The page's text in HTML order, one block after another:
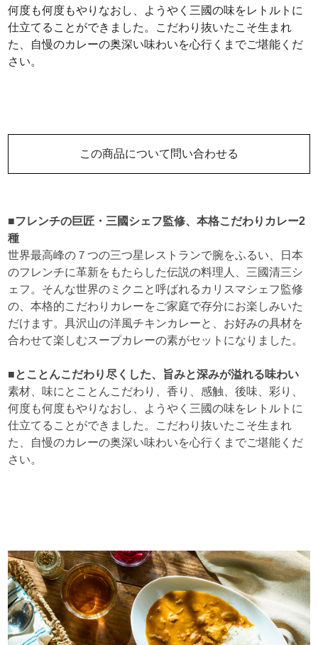
この商品について問い合わせる
■フレンチの巨匠・三國シェフ監修、本格こだわりカレー2
種
世界最高峰の７つの三つ星レストランで腕をふるい、日本
のフレンチに革新をもたらした伝説の料理人、三國清三シ
ェフ。そんな世界のミクニと呼ばれるカリスマシェフ監修
の、本格的こだわりカレーをご家庭で存分にお楽しみいた
だけます。具沢山の洋風チキンカレーと、お好みの具材を
合わせて楽しむスープカレーの素がセットになりました。
■とことんこだわり尽くした、旨みと深みが溢れる味わい
素材、味にとことんこだわり、香り、感触、後味、彩り、
何度も何度もやりなおし、ようやく三國の味をレトルトに
仕立てることができました。こだわり抜いたこそ生まれ
た、自慢のカレーの奥深い味わいを心行くまでご堪能くだ
さい。
何度も何度もやりなおし、ようやく三國の味をレトルトに
仕立てることができました。こだわり抜いたこそ生まれ
た、自慢のカレーの奥深い味わいを心行くまでご堪能くだ
さい。